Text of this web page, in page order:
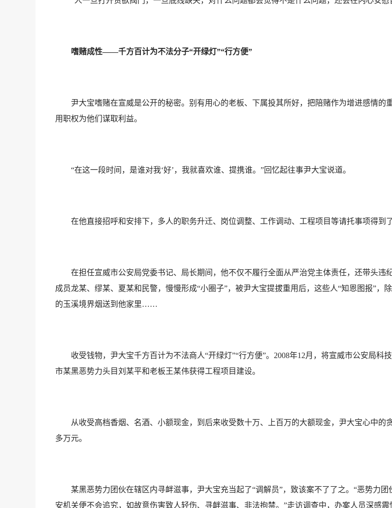
嗜赌成性——千方百计为不法分子“开绿灯”“行方便”
尹大宝嗜赌在宣威是公开的秘密。别有用心的老板、下属投其所好，把陪赌作为增进感情的
用职权为他们谋取利益。
“在这一段时间，是谁对我‘好’，我就喜欢谁、提携谁。”回忆起往事尹大宝说道。
在他直接招呼和安排下，多人的职务升迁、岗位调整、工作调动、工程项目等请托事项得到
在担任宣威市公安局党委书记、局长期间，他不仅不履行全面从严治党主体责任，还带头违
成员龙某、缪某、夏某和民警，慢慢形成“小圈子”，被尹大宝提拔重用后，这些人“知恩图报”，
的玉溪境界烟送到他家里……
收受钱物，尹大宝千方百计为不法商人“开绿灯”“行方便”。2008年12月，将宣威市公安局科
市某黑恶势力头目刘某平和老板王某伟获得工程项目建设。
从收受高档香烟、名酒、小额现金，到后来收受数十万、上百万的大额现金，尹大宝心中的
多万元。
某黑恶势力团伙在辖区内寻衅滋事，尹大宝充当起了“调解员”，致该案不了了之。“恶势力团
安机关便不会追究，如故意伤害致人轻伤、寻衅滋事、非法拘禁。”走访调查中，办案人员深感震